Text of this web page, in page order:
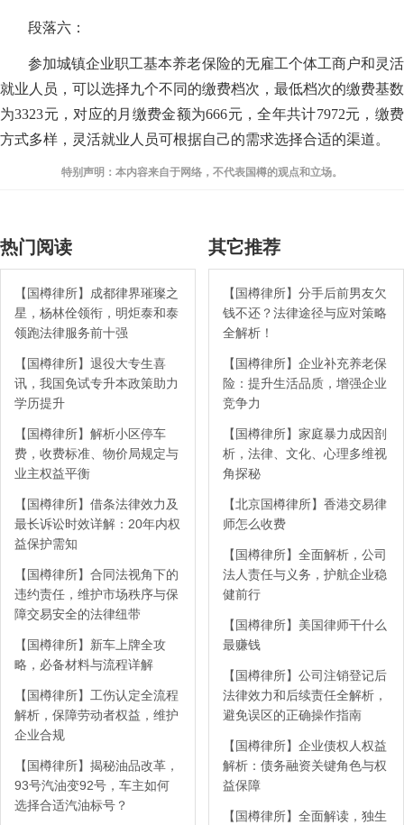
段落六：
参加城镇企业职工基本养老保险的无雇工个体工商户和灵活
就业人员，可以选择九个不同的缴费档次，最低档次的缴费基数
为3323元，对应的月缴费金额为666元，全年共计7972元，缴费
方式多样，灵活就业人员可根据自己的需求选择合适的渠道。
特别声明：本内容来自于网络，不代表国樽的观点和立场。
热门阅读
【国樽律所】成都律界璀璨之
星，杨林佺领衔，明炬泰和泰
领跑法律服务前十强
【国樽律所】退役大专生喜
讯，我国免试专升本政策助力
学历提升
【国樽律所】解析小区停车
费，收费标准、物价局规定与
业主权益平衡
【国樽律所】借条法律效力及
最长诉讼时效详解：20年内权
益保护需知
【国樽律所】合同法视角下的
违约责任，维护市场秩序与保
障交易安全的法律纽带
【国樽律所】新车上牌全攻
略，必备材料与流程详解
【国樽律所】工伤认定全流程
解析，保障劳动者权益，维护
企业合规
【国樽律所】揭秘油品改革，
93号汽油变92号，车主如何
选择合适汽油标号？
其它推荐
【国樽律所】分手后前男友欠
钱不还？法律途径与应对策略
全解析！
【国樽律所】企业补充养老保
险：提升生活品质，增强企业
竞争力
【国樽律所】家庭暴力成因剖
析，法律、文化、心理多维视
角探秘
【北京国樽律所】香港交易律
师怎么收费
【国樽律所】全面解析，公司
法人责任与义务，护航企业稳
健前行
【国樽律所】美国律师干什么
最赚钱
【国樽律所】公司注销登记后
法律效力和后续责任全解析，
避免误区的正确操作指南
【国樽律所】企业债权人权益
解析：债务融资关键角色与权
益保障
【国樽律所】全面解读，独生